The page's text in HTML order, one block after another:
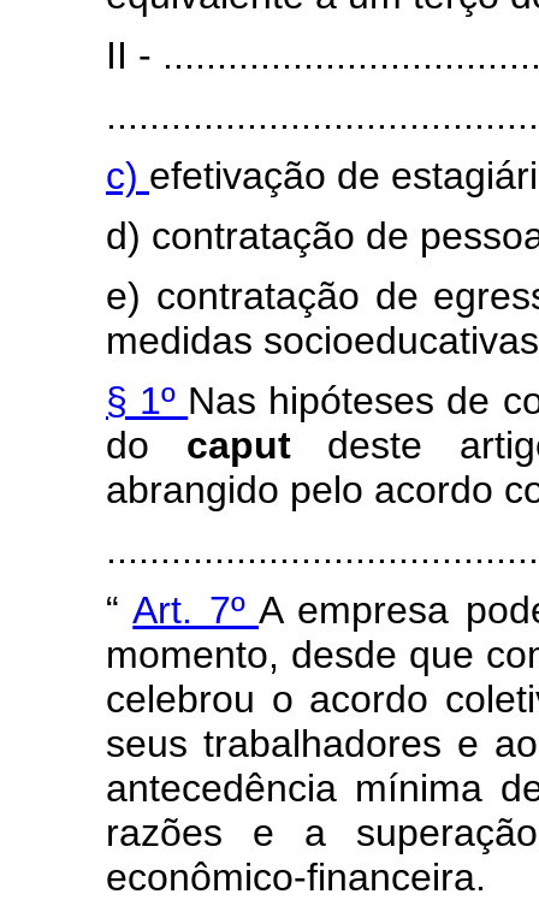
II -
c) efetivação de
d) contratação de
e) contratação de
medidas
§ 1º Nas hipóteses de
do caput deste
abrangido pelo acordo
“Art. 7º A empresa
momento, desde que
celebrou o acordo
seus trabalhadores e
antecedência mínima
razões e a
econômico-financeira.